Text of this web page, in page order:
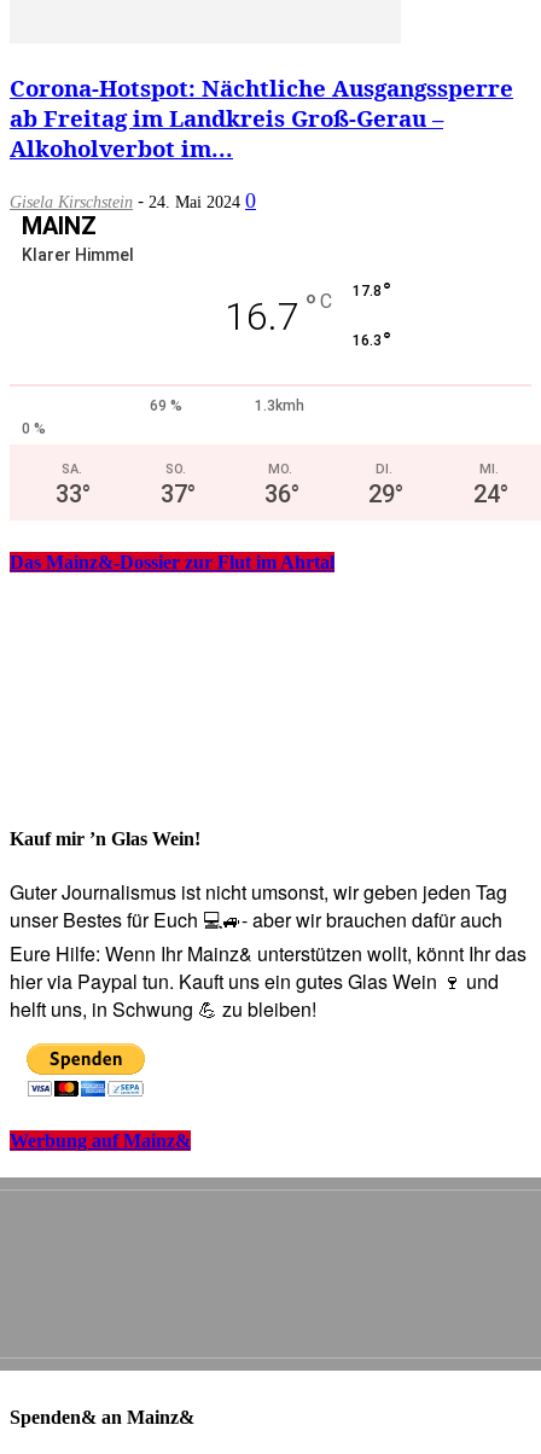
Corona-Hotspot: Nächtliche Ausgangssperre
ab Freitag im Landkreis Groß-Gerau –
Alkoholverbot im...
Gisela Kirschstein - 24. Mai 2024 0
MAINZ
Klarer Himmel
16.7 ° C 17.8 °
16.3 °
69 %
1.3kmh
0 %
SA.
33°
SO.
37°
MO.
36°
DI.
29°
MI.
24°
Das Mainz&-Dossier zur Flut im Ahrtal
Kauf mir ’n Glas Wein!
Guter Journalismus ist nicht umsonst, wir geben jeden Tag
unser Bestes für Euch 💻🚙- aber wir brauchen dafür auch
Eure Hilfe: Wenn Ihr Mainz& unterstützen wollt, könnt Ihr das
hier via Paypal tun. Kauft uns ein gutes Glas Wein 🍷 und
helft uns, in Schwung 💪 zu bleiben!
Werbung auf Mainz&
Spenden& an Mainz&